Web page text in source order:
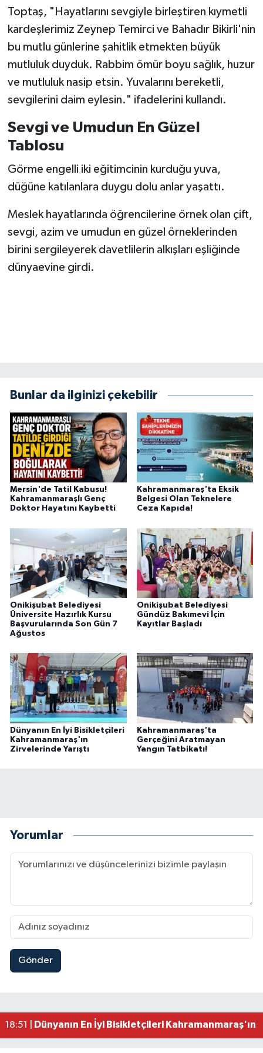
Toptaş, "Hayatlarını sevgiyle birleştiren kıymetli
kardeşlerimiz Zeynep Temirci ve Bahadır Bikirli'nin
bu mutlu günlerine şahitlik etmekten büyük
mutluluk duyduk. Rabbim ömür boyu sağlık, huzur
ve mutluluk nasip etsin. Yuvalarını bereketli,
sevgilerini daim eylesin." ifadelerini kullandı.
Sevgi ve Umudun En Güzel
Tablosu
Görme engelli iki eğitimcinin kurduğu yuva,
düğüne katılanlara duygu dolu anlar yaşattı.
Meslek hayatlarında öğrencilerine örnek olan çift,
sevgi, azim ve umudun en güzel örneklerinden
birini sergileyerek davetlilerin alkışları eşliğinde
dünyaevine girdi.
Bunlar da ilginizi çekebilir
Mersin'de Tatil Kabusu!
Kahramanmaraşlı Genç
Doktor Hayatını Kaybetti
Kahramanmaraş'ta Eksik
Belgesi Olan Teknelere
Ceza Kapıda!
Onikişubat Belediyesi
Üniversite Hazırlık Kursu
Başvurularında Son Gün 7
Ağustos
Onikişubat Belediyesi
Gündüz Bakımevi İçin
Kayıtlar Başladı
Dünyanın En İyi Bisikletçileri
Kahramanmaraş'ın
Zirvelerinde Yarıştı
Kahramanmaraş'ta
Gerçeğini Aratmayan
Yangın Tatbikatı!
Yorumlar
Gönder
19:49 |Mersin'de Tatil Kabusu! Kahramanmaraşlı
18:51 |
Dünyanın En İyi Bisikletçileri Kahramanmaraş'ın
15:15 |Kahramanmaraş'ta Zehir Tacirlerine Eş Zamanlı
BİLİM TEKNOLOJİ
ASAYİŞ
SEÇİM 2015
ÇEVRE
BİLİM VE TEKNOLOJİ
TANITIM
HABERDE İNSAN